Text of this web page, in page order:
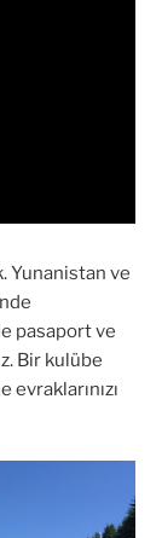
Yunanistan ve
pasaport ve
Bir kulübe